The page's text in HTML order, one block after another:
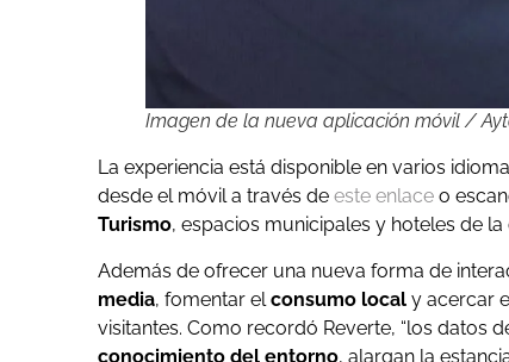
Imagen de la nueva aplicación móvil /
La experiencia está disponible en varios
desde el móvil a través de este enlace o
Turismo, espacios municipales y hoteles de la
Además de ofrecer una nueva forma de
media, fomentar el consumo local y acercar
visitantes. Como recordó Reverte, “los datos
conocimiento del entorno, alargan la